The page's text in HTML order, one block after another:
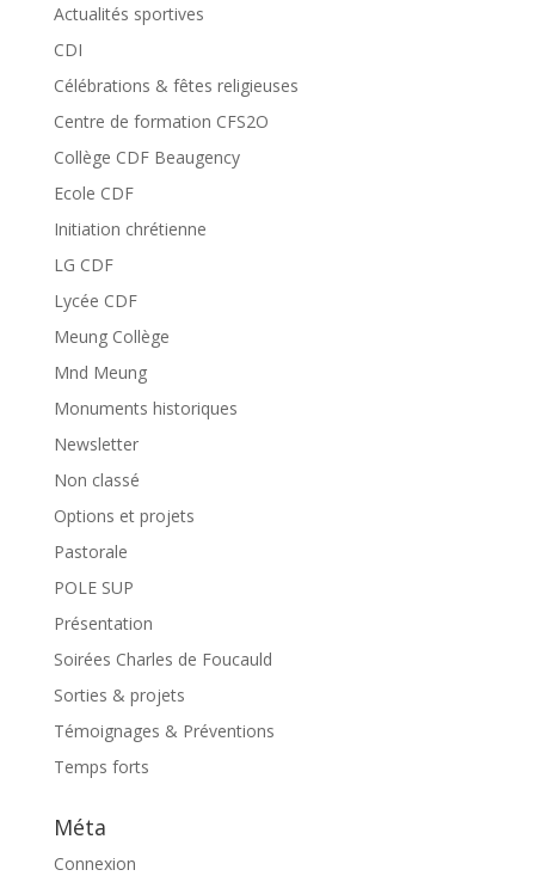
Actualités sportives
CDI
Célébrations & fêtes religieuses
Centre de formation CFS2O
Collège CDF Beaugency
Ecole CDF
Initiation chrétienne
LG CDF
Lycée CDF
Meung Collège
Mnd Meung
Monuments historiques
Newsletter
Non classé
Options et projets
Pastorale
POLE SUP
Présentation
Soirées Charles de Foucauld
Sorties & projets
Témoignages & Préventions
Temps forts
Méta
Connexion